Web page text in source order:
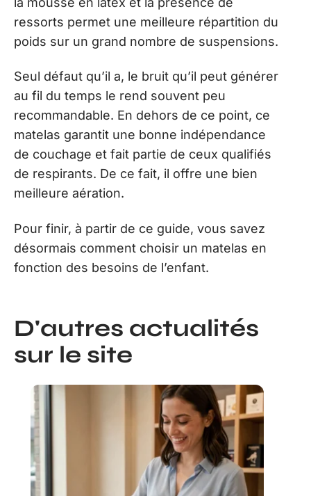
ressorts permet une meilleure répartition du
poids sur un grand nombre de suspensions.
Seul défaut qu’il a, le bruit qu’il peut générer
au fil du temps le rend souvent peu
recommandable. En dehors de ce point, ce
matelas garantit une bonne indépendance
de couchage et fait partie de ceux qualifiés
de respirants. De ce fait, il offre une bien
meilleure aération.
Pour finir, à partir de ce guide, vous savez
désormais comment choisir un matelas en
fonction des besoins de l’enfant.
D'autres actualités
sur le site